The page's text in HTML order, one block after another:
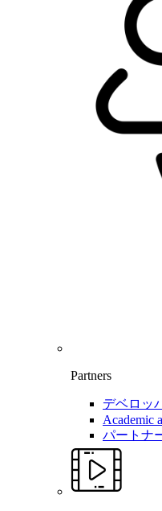
Partners
デベロッ
Academic
パートナ